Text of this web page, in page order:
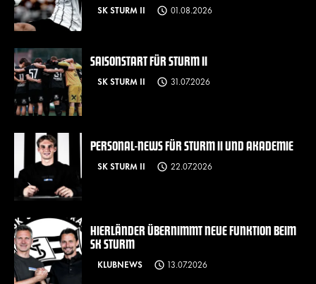
SK STURM II 01.08.2026
SAISONSTART FÜR STURM II
SK STURM II 31.07.2026
PERSONAL-NEWS FÜR STURM II UND AKADEMIE
SK STURM II 22.07.2026
HIERLÄNDER ÜBERNIMMT NEUE FUNKTION BEIM
SK STURM
KLUBNEWS 13.07.2026